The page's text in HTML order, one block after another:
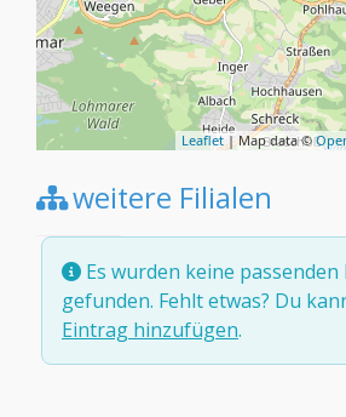
Leaflet| Map data ©
weitere Filialen
Es wurden keine passenden
gefunden. Fehlt etwas? Du
Eintrag hinzufügen.